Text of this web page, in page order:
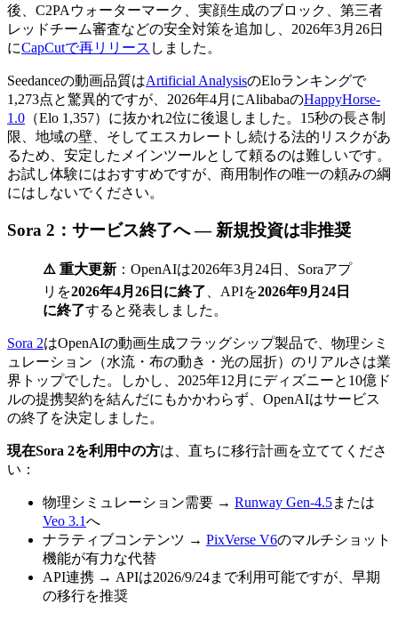
後、C2PAウォーターマーク、実顔生成のブロック、第三者
レッドチーム審査などの安全対策を追加し、2026年3月26日
にCapCutで再リリース しました。
Seedanceの動画品質はArtificial AnalysisのEloランキングで
1,273点と驚異的ですが、2026年4月にAlibabaのHappyHorse-
1.0 （Elo 1,357）に抜かれ2位に後退しました。15秒の長さ制
限、地域の壁、そしてエスカレートし続ける法的リスクがあ
るため、安定したメインツールとして頼るのは難しいです。
お試し体験にはおすすめですが、商用制作の唯一の頼みの綱
にはしないでください。
Sora 2：サービス終了へ — 新規投資は非推奨
⚠️ 重大更新 ：OpenAIは2026年3月24日、Soraアプ
リを2026年4月26日に終了 、APIを2026年9月24日
に終了すると発表しました。
Sora 2はOpenAIの動画生成フラッグシップ製品で、物理シミ
ュレーション（水流・布の動き・光の屈折）のリアルさは業
界トップでした。しかし、2025年12月にディズニーと10億ド
ルの提携契約を結んだにもかかわらず、OpenAIはサービス
の終了を決定しました。
現在Sora 2を利用中の方は、直ちに移行計画を立ててくださ
い：
物理シミュレーション需要 → Runway Gen-4.5または
Veo 3.1へ
ナラティブコンテンツ → PixVerse V6のマルチショット
機能が有力な代替
API連携 → APIは2026/9/24まで利用可能ですが、早期
の移行を推奨